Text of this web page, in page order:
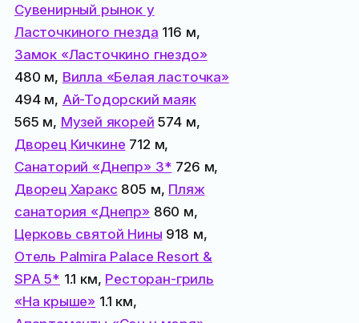
Сувенирный рынок у
Ласточкиного гнезда 116 м,
Замок «Ласточкино гнездо»
480 м, Вилла «Белая ласточка»
494 м, Ай-Тодорский маяк
565 м, Музей якорей 574 м,
Дворец Кичкине 712 м,
Санаторий «Днепр» 3* 726 м,
Дворец Харакс 805 м, Пляж
санатория «Днепр»860 м,
Церковь святой Нины 918 м,
Отель Palmira Palace Resort &
SPA 5* 1.1 км, Ресторан-гриль
«На крыше» 1.1 км,